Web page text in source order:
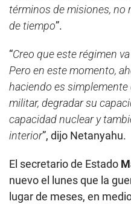
términos de misiones, no
de tiempo”.
“Creo que este régimen
Pero en este momento,
haciendo es
militar, degradar su
capacidad nuclear y
interior”, dijo Netanyahu.
El secretario de Estado
nuevo el lunes que la
lugar de meses, en